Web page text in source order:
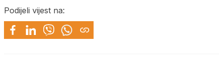
Podijeli vijest na: